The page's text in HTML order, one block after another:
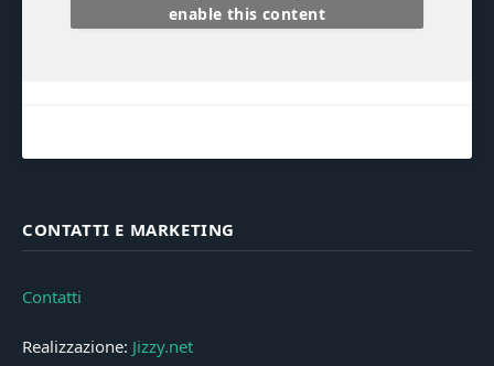
enable this content
CONTATTI E MARKETING
Contatti
Realizzazione: Jizzy.net